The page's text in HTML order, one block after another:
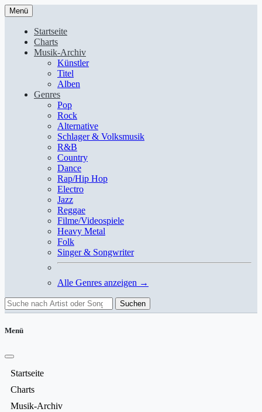
Menü
Startseite
Charts
Musik-Archiv
Künstler
Titel
Alben
Genres
Pop
Rock
Alternative
Schlager & Volksmusik
R&B
Country
Dance
Rap/Hip Hop
Electro
Jazz
Reggae
Filme/Videospiele
Heavy Metal
Folk
Singer & Songwriter
Alle Genres anzeigen →
Suchen
Menü
Startseite
Charts
Musik-Archiv